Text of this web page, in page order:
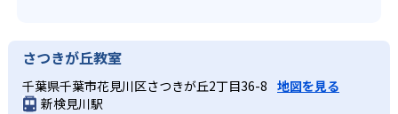
さつきが丘教室
千葉県千葉市花見川区さつきが丘2丁目36-8 地図を見る
新検見川駅